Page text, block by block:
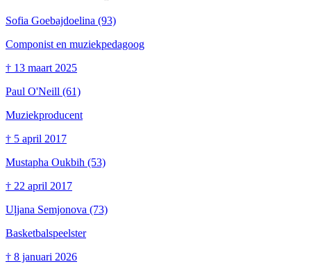
Sofia Goebajdoelina (93)
Componist en muziekpedagoog
† 13 maart 2025
Paul O'Neill (61)
Muziekproducent
† 5 april 2017
Mustapha Oukbih (53)
† 22 april 2017
Uļjana Semjonova (73)
Basketbalspeelster
† 8 januari 2026